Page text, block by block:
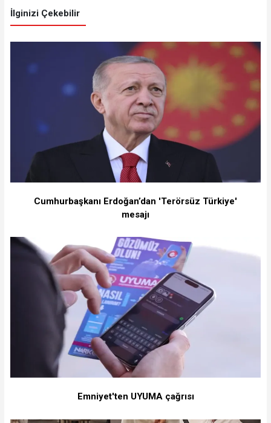
İlginizi Çekebilir
Cumhurbaşkanı Erdoğan’dan 'Terörsüz Türkiye'
mesajı
Emniyet'ten UYUMA çağrısı